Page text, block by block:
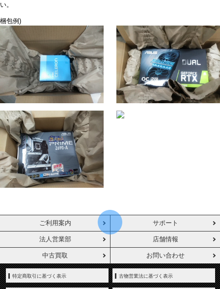
い。
梱包例)
ご利用案内 サポート
法人営業部 店舗情報
中古買取 お問い合わせ
特定商取引に基づく表示 古物営業法に基づく表示